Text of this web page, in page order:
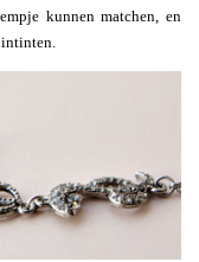
kunnen matchen, en